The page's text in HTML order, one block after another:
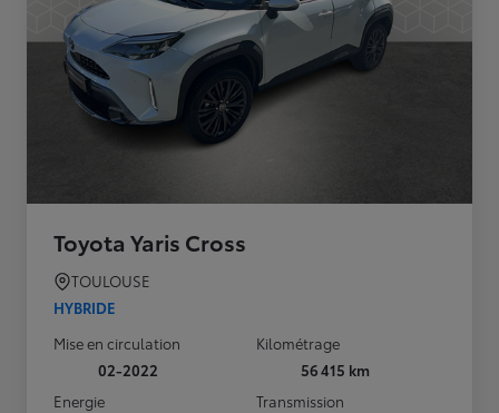
Toyota Yaris Cross
TOULOUSE
HYBRIDE
Mise en circulation
02-2022
Kilométrage
56 415 km
Energie
Transmission